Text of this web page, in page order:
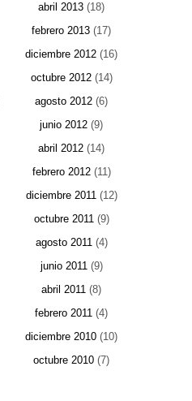
abril 2013 (18)
febrero 2013 (17)
diciembre 2012 (16)
octubre 2012(14)
agosto 2012 (6)
junio 2012 (9)
abril 2012 (14)
febrero 2012(11)
diciembre 2011(12)
octubre 2011(9)
agosto 2011(4)
junio 2011(9)
abril 2011 (8)
febrero 2011 (4)
diciembre 2010 (10)
octubre 2010 (7)